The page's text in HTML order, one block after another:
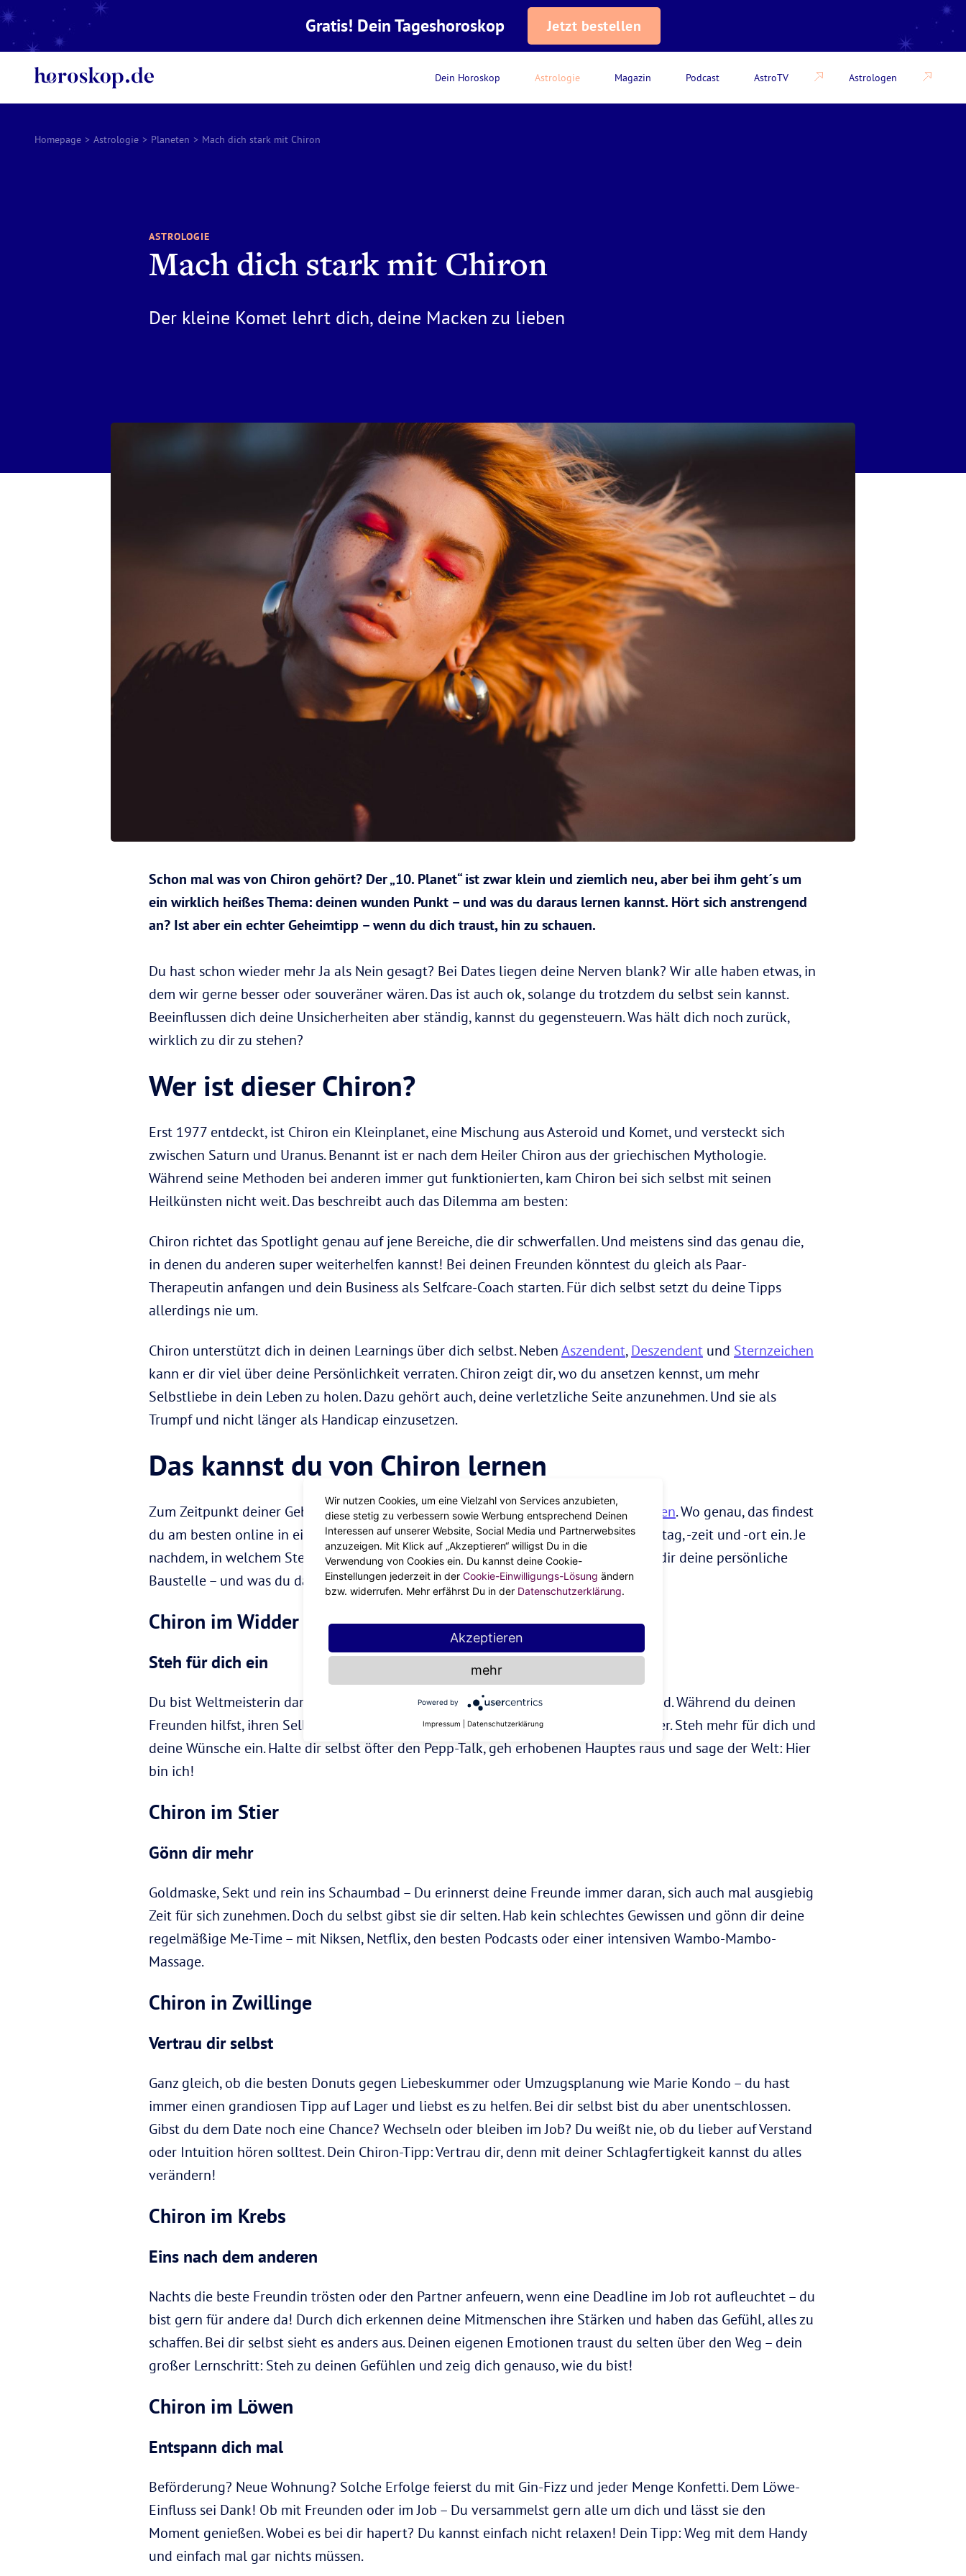
Dein Horoskop Astrologie Magazin Podcast AstroTV Astrologen
Gratis! Dein Tageshoroskop Jetzt bestellen
Homepage > Astrologie > Planeten > Mach dich stark mit Chiron
ASTROLOGIE
Mach dich stark mit Chiron
Der kleine Komet lehrt dich, deine Macken zu lieben
Schon mal was von Chiron gehört? Der „10. Planet“ ist zwar klein und ziemlich neu, aber bei ihm geht´s um
ein wirklich heißes Thema: deinen wunden Punkt – und was du daraus lernen kannst. Hört sich anstrengend
an? Ist aber ein echter Geheimtipp – wenn du dich traust, hin zu schauen.
Du hast schon wieder mehr Ja als Nein gesagt? Bei Dates liegen deine Nerven blank? Wir alle haben etwas, in
dem wir gerne besser oder souveräner wären. Das ist auch ok, solange du trotzdem du selbst sein kannst.
Beeinflussen dich deine Unsicherheiten aber ständig, kannst du gegensteuern. Was hält dich noch zurück,
wirklich zu dir zu stehen?
Wer ist dieser Chiron?
Erst 1977 entdeckt, ist Chiron ein Kleinplanet, eine Mischung aus Asteroid und Komet, und versteckt sich
zwischen Saturn und Uranus. Benannt ist er nach dem Heiler Chiron aus der griechischen Mythologie.
Während seine Methoden bei anderen immer gut funktionierten, kam Chiron bei sich selbst mit seinen
Heilkünsten nicht weit. Das beschreibt auch das Dilemma am besten:
Chiron richtet das Spotlight genau auf jene Bereiche, die dir schwerfallen. Und meistens sind das genau die,
in denen du anderen super weiterhelfen kannst! Bei deinen Freunden könntest du gleich als Paar-
Therapeutin anfangen und dein Business als Selfcare-Coach starten. Für dich selbst setzt du deine Tipps
allerdings nie um.
Chiron unterstützt dich in deinen Learnings über dich selbst. Neben Aszendent, Deszendent und Sternzeichen
kann er dir viel über deine Persönlichkeit verraten. Chiron zeigt dir, wo du ansetzen kennst, um mehr
Selbstliebe in dein Leben zu holen. Dazu gehört auch, deine verletzliche Seite anzunehmen. Und sie als
Trumpf und nicht länger als Handicap einzusetzen.
Das kannst du von Chiron lernen
Zum Zeitpunkt deiner Geburt standen die Planeten in einem bestimmten Sternzeichen. Wo genau, das findest
du am besten online in einem Horoskop-Rechner heraus. Gib einfach deinen Geburtstag, -zeit und -ort ein. Je
nachdem, in welchem Sternzeichen Chiron sich bei deiner Geburt aufhielt, verrät er dir deine persönliche
Baustelle – und was du daraus machen kannst.
Chiron im Widder
Steh für dich ein
Du bist Weltmeisterin darin, anderen zu zeigen, wie besonders und einzigartig sie sind. Während du deinen
Freunden hilfst, ihren Selbstwert zu steigern, tust du dich da selbst manchmal schwer. Steh mehr für dich und
deine Wünsche ein. Halte dir selbst öfter den Pepp-Talk, geh erhobenen Hauptes raus und sage der Welt: Hier
bin ich!
Chiron im Stier
Gönn dir mehr
Goldmaske, Sekt und rein ins Schaumbad – Du erinnerst deine Freunde immer daran, sich auch mal ausgiebig
Zeit für sich zunehmen. Doch du selbst gibst sie dir selten. Hab kein schlechtes Gewissen und gönn dir deine
regelmäßige Me-Time – mit Niksen, Netflix, den besten Podcasts oder einer intensiven Wambo-Mambo-
Massage.
Chiron in Zwillinge
Vertrau dir selbst
Ganz gleich, ob die besten Donuts gegen Liebeskummer oder Umzugsplanung wie Marie Kondo – du hast
immer einen grandiosen Tipp auf Lager und liebst es zu helfen. Bei dir selbst bist du aber unentschlossen.
Gibst du dem Date noch eine Chance? Wechseln oder bleiben im Job? Du weißt nie, ob du lieber auf Verstand
oder Intuition hören solltest. Dein Chiron-Tipp: Vertrau dir, denn mit deiner Schlagfertigkeit kannst du alles
verändern!
Chiron im Krebs
Eins nach dem anderen
Nachts die beste Freundin trösten oder den Partner anfeuern, wenn eine Deadline im Job rot aufleuchtet – du
bist gern für andere da! Durch dich erkennen deine Mitmenschen ihre Stärken und haben das Gefühl, alles zu
schaffen. Bei dir selbst sieht es anders aus. Deinen eigenen Emotionen traust du selten über den Weg – dein
großer Lernschritt: Steh zu deinen Gefühlen und zeig dich genauso, wie du bist!
Chiron im Löwen
Entspann dich mal
Beförderung? Neue Wohnung? Solche Erfolge feierst du mit Gin-Fizz und jeder Menge Konfetti. Dem Löwe-
Einfluss sei Dank! Ob mit Freunden oder im Job – Du versammelst gern alle um dich und lässt sie den
Moment genießen. Wobei es bei dir hapert? Du kannst einfach nicht relaxen! Dein Tipp: Weg mit dem Handy
und einfach mal gar nichts müssen.
Wir nutzen Cookies, um eine Vielzahl von Services anzubieten,
diese stetig zu verbessern sowie Werbung entsprechend Deinen
Interessen auf unserer Website, Social Media und Partnerwebsites
anzuzeigen. Mit Klick auf „Akzeptieren“ willigst Du in die
Verwendung von Cookies ein. Du kannst deine Cookie-
Einstellungen jederzeit in der Cookie-Einwilligungs-Lösung ändern
bzw. widerrufen. Mehr erfährst Du in der Datenschutzerklärung.
Akzeptieren
mehr
Powered by
Impressum Datenschutzerklärung